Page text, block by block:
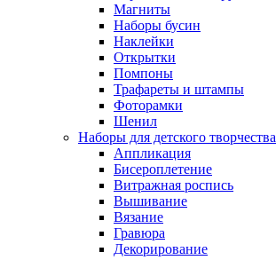
Магниты
Наборы бусин
Наклейки
Открытки
Помпоны
Трафареты и штампы
Фоторамки
Шенил
Наборы для детского творчества
Аппликация
Бисероплетение
Витражная роспись
Вышивание
Вязание
Гравюра
Декорирование